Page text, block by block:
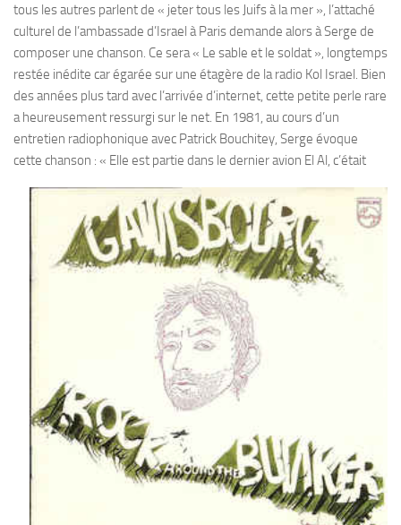
tous les autres parlent de « jeter tous les Juifs à la mer », l’attaché
culturel de l’ambassade d’Israel à Paris demande alors à Serge de
composer une chanson. Ce sera « Le sable et le soldat », longtemps
restée inédite car égarée sur une étagère de la radio Kol Israel. Bien
des années plus tard avec l’arrivée d’internet, cette petite perle rare
a heureusement ressurgi sur le net. En 1981, au cours d’un
entretien radiophonique avec Patrick Bouchitey, Serge évoque
cette chanson : « Elle est partie dans le dernier avion El Al, c’était